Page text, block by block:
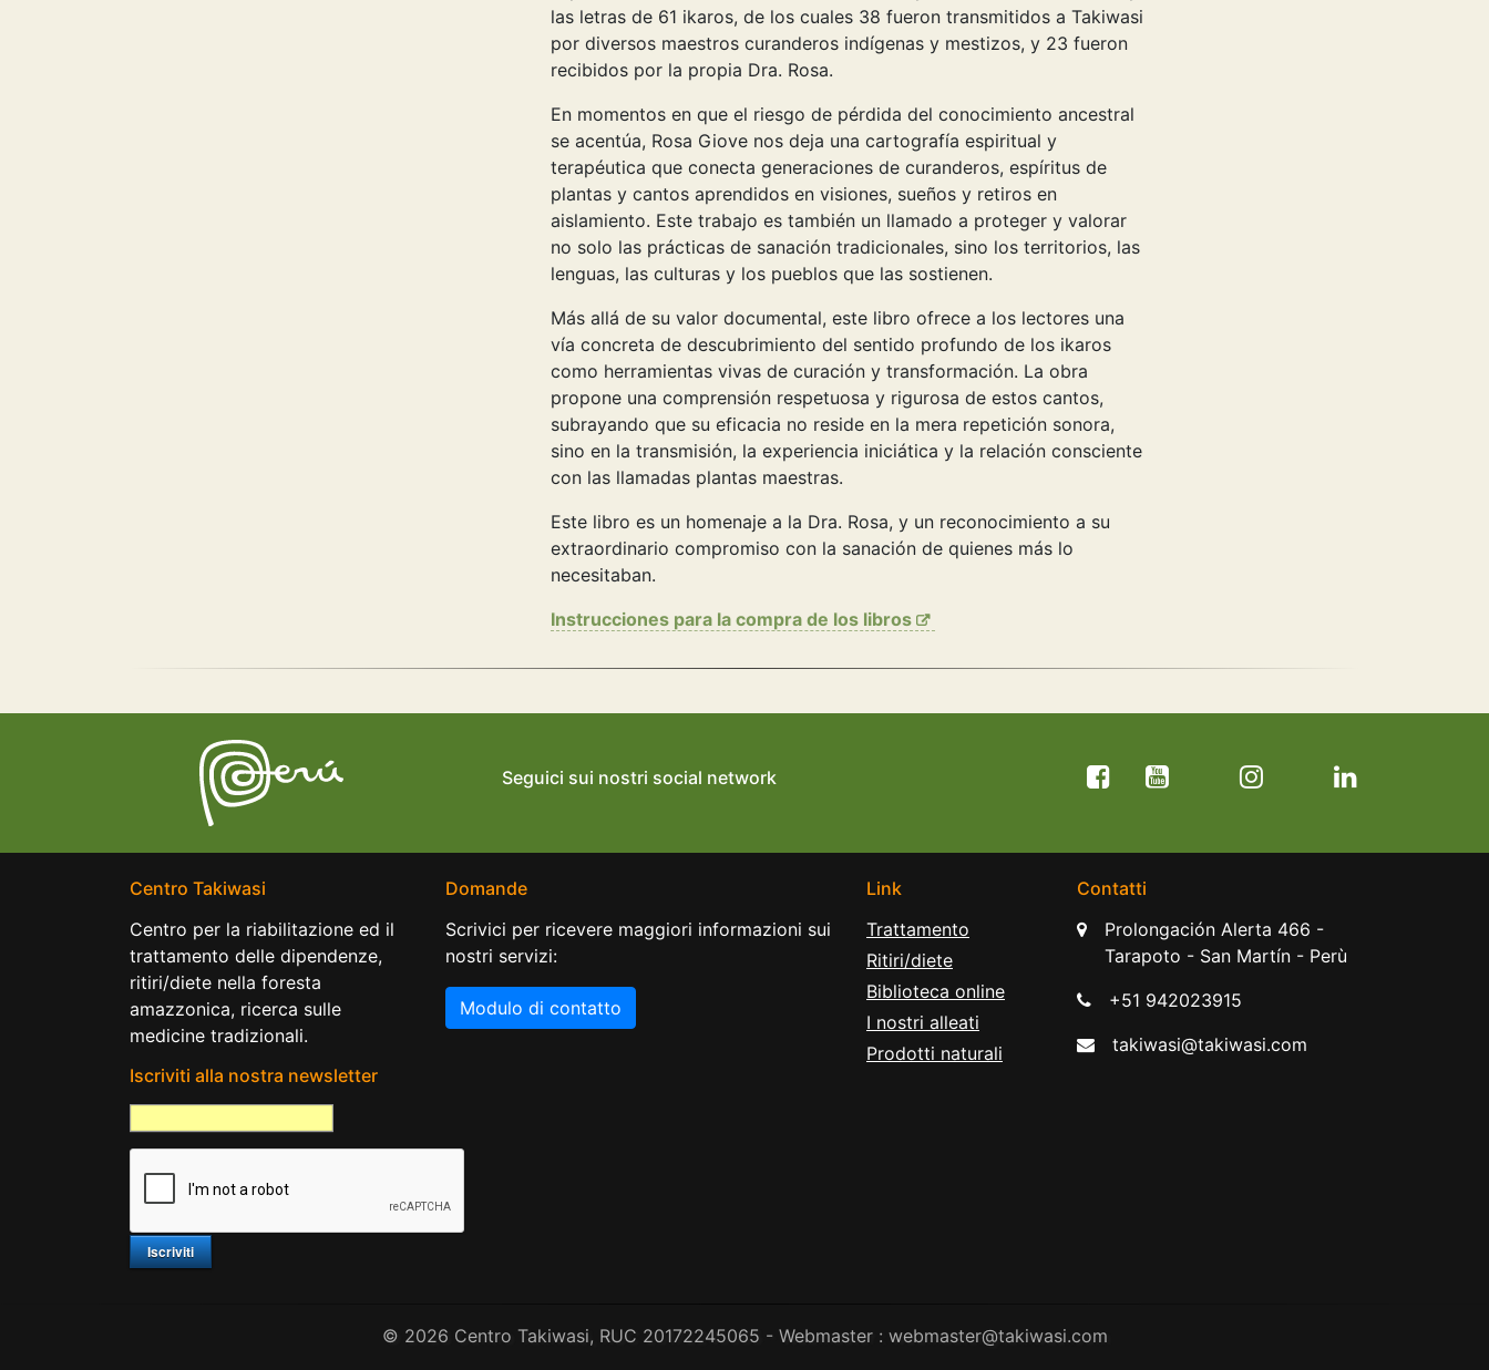
las letras de 61 ikaros, de los cuales 38 fueron transmitidos a Takiwasi
por diversos maestros curanderos indígenas y mestizos, y 23 fueron
recibidos por la propia Dra. Rosa.
En momentos en que el riesgo de pérdida del conocimiento ancestral
se acentúa, Rosa Giove nos deja una cartografía espiritual y
terapéutica que conecta generaciones de curanderos, espíritus de
plantas y cantos aprendidos en visiones, sueños y retiros en
aislamiento. Este trabajo es también un llamado a proteger y valorar
no solo las prácticas de sanación tradicionales, sino los territorios, las
lenguas, las culturas y los pueblos que las sostienen.
Más allá de su valor documental, este libro ofrece a los lectores una
vía concreta de descubrimiento del sentido profundo de los ikaros
como herramientas vivas de curación y transformación. La obra
propone una comprensión respetuosa y rigurosa de estos cantos,
subrayando que su eficacia no reside en la mera repetición sonora,
sino en la transmisión, la experiencia iniciática y la relación consciente
con las llamadas plantas maestras.
Este libro es un homenaje a la Dra. Rosa, y un reconocimiento a su
extraordinario compromiso con la sanación de quienes más lo
necesitaban.
Instrucciones para la compra de los libros
Seguici sui nostri social network
Centro Takiwasi
Centro per la riabilitazione ed il
trattamento delle dipendenze,
ritiri/diete nella foresta
amazzonica, ricerca sulle
medicine tradizionali.
Iscriviti alla nostra newsletter
Domande
Scrivici per ricevere maggiori informazioni sui
nostri servizi:
Modulo di contatto
Link
Trattamento
Ritiri/diete
Biblioteca online
I nostri alleati
Prodotti naturali
Contatti
Prolongación Alerta 466 -
Tarapoto - San Martín - Perù
+51 942023915
takiwasi@takiwasi.com
© 2026 Centro Takiwasi, RUC 20172245065 - Webmaster : webmaster@takiwasi.com